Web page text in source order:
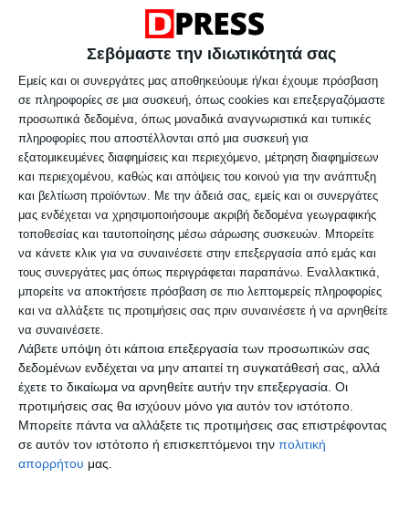
Σεβόμαστε την ιδιωτικότητά σας
Εμείς και οι συνεργάτες μας αποθηκεύουμε ή/και έχουμε πρόσβαση
σε πληροφορίες σε μια συσκευή, όπως cookies και επεξεργαζόμαστε
προσωπικά δεδομένα, όπως μοναδικά αναγνωριστικά και τυπικές
πληροφορίες που αποστέλλονται από μια συσκευή για
εξατομικευμένες διαφημίσεις και περιεχόμενο, μέτρηση διαφημίσεων
και περιεχομένου, καθώς και απόψεις του κοινού για την ανάπτυξη
και βελτίωση προϊόντων. Με την άδειά σας, εμείς και οι συνεργάτες
μας ενδέχεται να χρησιμοποιήσουμε ακριβή δεδομένα γεωγραφικής
τοποθεσίας και ταυτοποίησης μέσω σάρωσης συσκευών. Μπορείτε
να κάνετε κλικ για να συναινέσετε στην επεξεργασία από εμάς και
τους συνεργάτες μας όπως περιγράφεται παραπάνω. Εναλλακτικά,
μπορείτε να αποκτήσετε πρόσβαση σε πιο λεπτομερείς πληροφορίες
και να αλλάξετε τις προτιμήσεις σας πριν συναινέσετε ή να αρνηθείτε
να συναινέσετε.
Λάβετε υπόψη ότι κάποια επεξεργασία των προσωπικών σας
δεδομένων ενδέχεται να μην απαιτεί τη συγκατάθεσή σας, αλλά
έχετε το δικαίωμα να αρνηθείτε αυτήν την επεξεργασία. Οι
προτιμήσεις σας θα ισχύουν μόνο για αυτόν τον ιστότοπο.
Μπορείτε πάντα να αλλάξετε τις προτιμήσεις σας επιστρέφοντας
σε αυτόν τον ιστότοπο ή επισκεπτόμενοι την πολιτική
απορρήτου μας.
Στη δράση συμμετείχαν η δήμαρχος
Δέλτα, Γερακίνα Μπισμπινά, ο πρόεδρος
του Δημοτικού Συμβουλίου, Σπύρος
Σταματάκης, ο αντιδήμαρχος Χαλάστρας
& Τεχνικών Έργων, Δημήτρης Καμανάς, ο
περιφερειακός σύμβουλος Θάνος
Μπέγκας, η πρόεδρος της Τ.Ε Χαλάστρας,
Λένα Κουϊμτζή, οι Πρόσκοποι Χαλάστρας,
μαθητές από όλα τα σχολεία της περιοχής
και δεκάδες εθελοντές.
«Το άλσος δεν είναι μόνο πράσινο. Είναι
γνώση, συμμετοχή και μέλλον για τα
παιδιά μας. Συνεχίζουμε με πράξεις που
θα κάνουν τις κοινότητες μας πιο
βιώσιμες, με σεβασμό στο περιβάλλον και